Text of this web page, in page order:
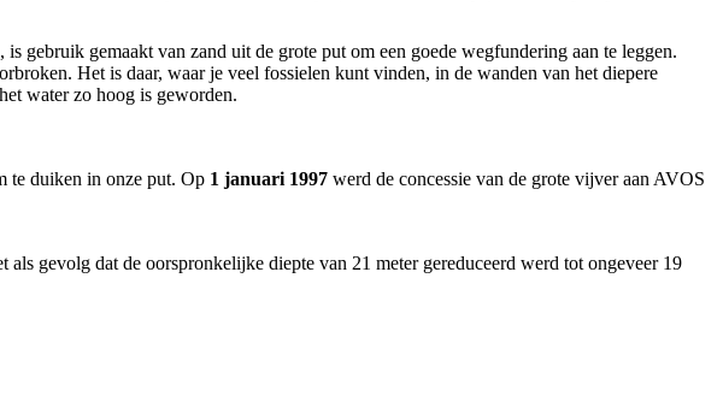
gebruik gemaakt van zand uit de grote put om een goede wegfundering aan te leggen.
Het is daar, waar je veel fossielen kunt vinden, in de wanden van het diepere
water zo hoog is geworden.
te duiken in onze put. Op 1 januari 1997 werd de concessie van de grote vijver aan AVOS
gevolg dat de oorspronkelijke diepte van 21 meter gereduceerd werd tot ongeveer 19